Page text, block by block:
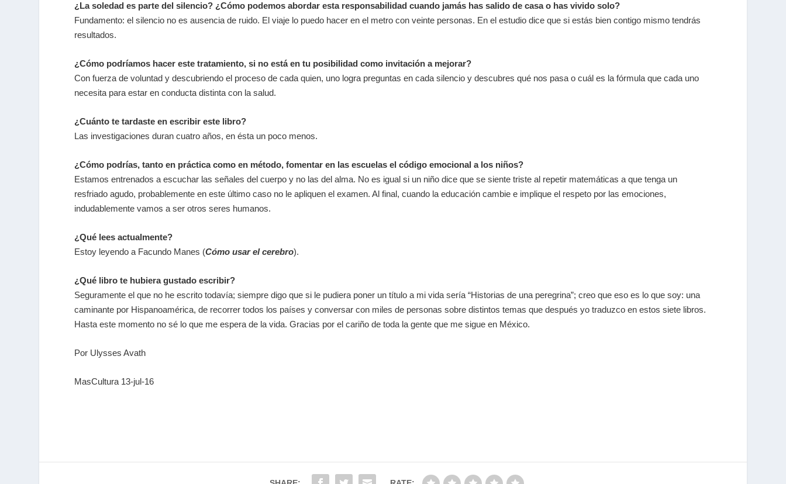
¿La soledad es parte del silencio? ¿Cómo podemos abordar esta responsabilidad cuando jamás has salido de casa o has vivido solo?
Fundamento: el silencio no es ausencia de ruido. El viaje lo puedo hacer en el metro con veinte personas. En el estudio dice que si estás bien contigo mismo tendrás
resultados.
¿Cómo podríamos hacer este tratamiento, si no está en tu posibilidad como invitación a mejorar?
Con fuerza de voluntad y descubriendo el proceso de cada quien, uno logra preguntas en cada silencio y descubres qué nos pasa o cuál es la fórmula que cada uno
necesita para estar en conducta distinta con la salud.
¿Cuánto te tardaste en escribir este libro?
Las investigaciones duran cuatro años, en ésta un poco menos.
¿Cómo podrías, tanto en práctica como en método, fomentar en las escuelas el código emocional a los niños?
Estamos entrenados a escuchar las señales del cuerpo y no las del alma. No es igual si un niño dice que se siente triste al repetir matemáticas a que tenga un
resfriado agudo, probablemente en este último caso no le apliquen el examen. Al final, cuando la educación cambie e implique el respeto por las emociones,
indudablemente vamos a ser otros seres humanos.
¿Qué lees actualmente?
Estoy leyendo a Facundo Manes (Cómo usar el cerebro).
¿Qué libro te hubiera gustado escribir?
Seguramente el que no he escrito todavía; siempre digo que si le pudiera poner un título a mi vida sería “Historias de una peregrina”; creo que eso es lo que soy: una
caminante por Hispanoamérica, de recorrer todos los países y conversar con miles de personas sobre distintos temas que después yo traduzco en estos siete libros.
Hasta este momento no sé lo que me espera de la vida. Gracias por el cariño de toda la gente que me sigue en México.
Por Ulysses Avath
MasCultura 13-jul-16